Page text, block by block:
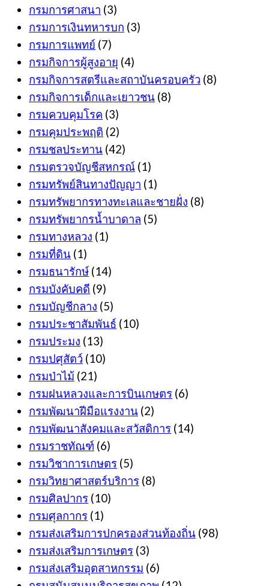
กรมการศาสนา (3)
กรมการเงินทหารบก (3)
กรมการแพทย์ (7)
กรมกิจการผู้สูงอายุ (4)
กรมกิจการสตรีและสถาบันครอบครัว (8)
กรมกิจการเด็กและเยาวชน (8)
กรมควบคุมโรค (3)
กรมคุมประพฤติ (2)
กรมชลประทาน (42)
กรมตรวจบัญชีสหกรณ์ (1)
กรมทรัพย์สินทางปัญญา (1)
กรมทรัพยากรทางทะเลและชายฝั่ง (8)
กรมทรัพยากรน้ำบาดาล (5)
กรมทางหลวง (1)
กรมที่ดิน (1)
กรมธนารักษ์ (14)
กรมบังคับคดี (9)
กรมบัญชีกลาง (5)
กรมประชาสัมพันธ์ (10)
กรมประมง (13)
กรมปศุสัตว์ (10)
กรมป่าไม้ (21)
กรมฝนหลวงและการบินเกษตร (6)
กรมพัฒนาฝีมือแรงงาน (2)
กรมพัฒนาสังคมและสวัสดิการ (14)
กรมราชทัณฑ์ (6)
กรมวิชาการเกษตร (5)
กรมวิทยาศาสตร์บริการ (8)
กรมศิลปากร (10)
กรมศุลกากร (1)
กรมส่งเสริมการปกครองส่วนท้องถิ่น (98)
กรมส่งเสริมการเกษตร (3)
กรมส่งเสริมอุตสาหกรรม (6)